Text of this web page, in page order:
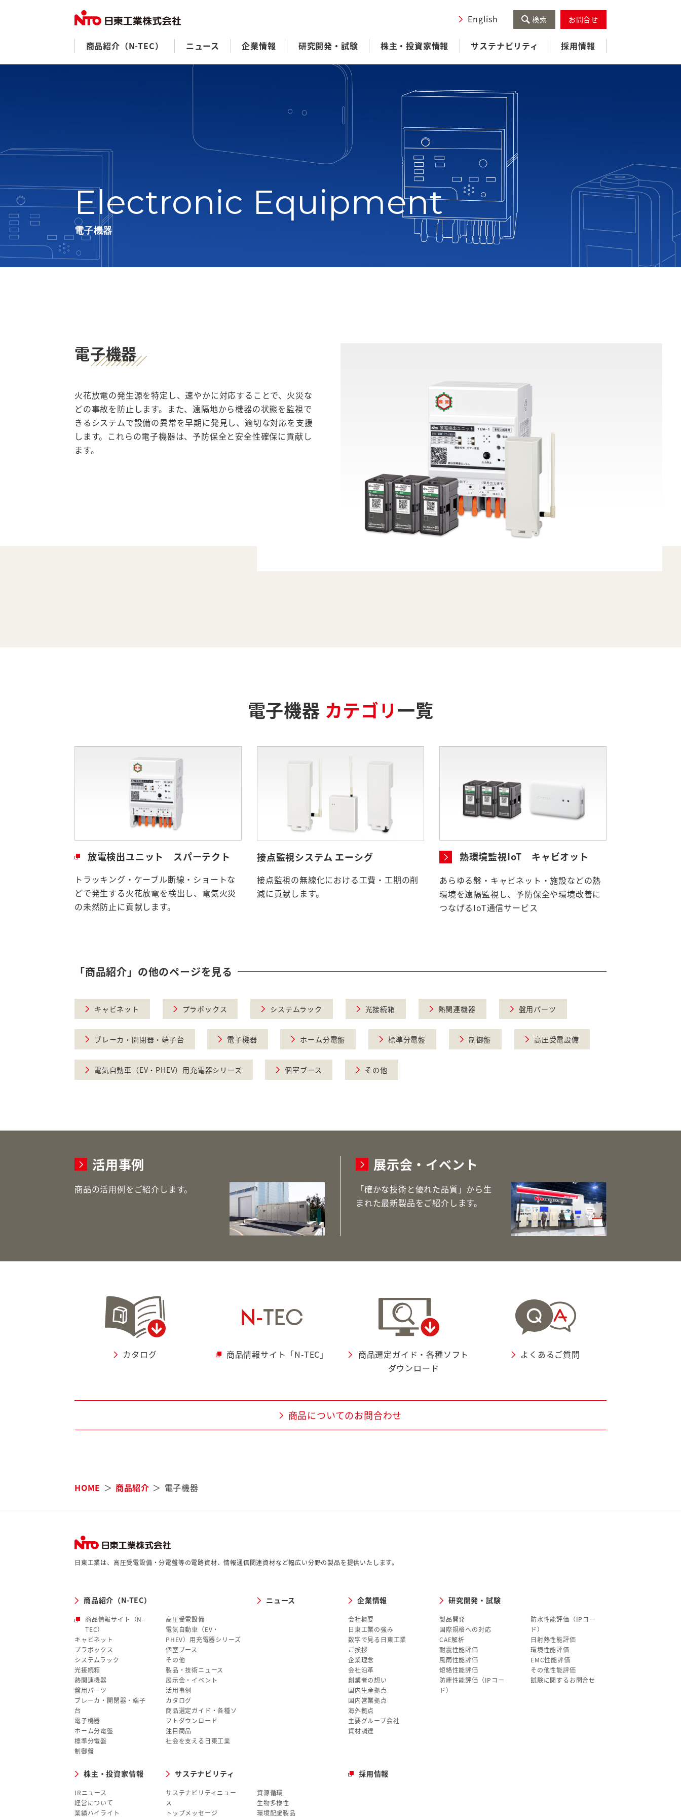
English 検索 お問合せ
商品紹介（N-TEC） ニュース 企業情報 研究開発・試験 株主・投資家情報 サステナビリティ 採用情報
Electronic Equipment
電子機器
電子機器
火花放電の発生源を特定し、速やかに対応することで、火災な
どの事故を防止します。また、遠隔地から機器の状態を監視で
きるシステムで設備の異常を早期に発見し、適切な対応を支援
します。これらの電子機器は、予防保全と安全性確保に貢献し
ます。
電子機器 カテゴリ一覧
放電検出ユニット スパーテクト
トラッキング・ケーブル断線・ショートな
どで発生する火花放電を検出し、電気火災
の未然防止に貢献します。
接点監視システム エーシグ
接点監視の無線化における工費・工期の削
減に貢献します。
熱環境監視IoT キャビオット
あらゆる盤・キャビネット・施設などの熱
環境を遠隔監視し、予防保全や環境改善に
つなげるIoT通信サービス
「商品紹介」の他のページを見る
キャビネット プラボックス システムラック 光接続箱 熱関連機器 盤用パーツ
ブレーカ・開閉器・端子台 電子機器 ホーム分電盤 標準分電盤 制御盤 高圧受電設備
電気自動車（EV・PHEV）用充電器シリーズ 個室ブース その他
活用事例
商品の活用例をご紹介します。
展示会・イベント
「確かな技術と優れた品質」から生
まれた最新製品をご紹介します。
カタログ 商品情報サイト「N-TEC」
商品選定ガイド・各種ソフト
ダウンロード
よくあるご質問
商品についてのお問合わせ
HOME 商品紹介 電子機器
日東工業は、高圧受電設備・分電盤等の電路資材、情報通信関連資材など幅広い分野の製品を提供いたします。
商品紹介（N-TEC）
商品情報サイト（N-
TEC）
キャビネット
プラボックス
システムラック
光接続箱
熱関連機器
盤用パーツ
ブレーカ・開閉器・端子
台
電子機器
ホーム分電盤
標準分電盤
制御盤
高圧受電設備
電気自動車（EV・
PHEV）用充電器シリーズ
個室ブース
その他
製品・技術ニュース
展示会・イベント
活用事例
カタログ
商品選定ガイド・各種ソ
フトダウンロード
注目商品
社会を支える日東工業
ニュース 企業情報
会社概要
日東工業の強み
数字で見る日東工業
ご挨拶
企業理念
会社沿革
創業者の想い
国内生産拠点
国内営業拠点
海外拠点
主要グループ会社
資材調達
研究開発・試験
製品開発
国際規格への対応
CAE解析
耐震性能評価
風雨性能評価
短絡性能評価
防塵性能評価（IPコー
ド）
防水性能評価（IPコー
ド）
日射熱性能評価
環境性能評価
EMC性能評価
その他性能評価
試験に関するお問合せ
株主・投資家情報
IRニュース
経営について
業績ハイライト
サステナビリティ
サステナビリティニュー
ス
トップメッセージ
資源循環
生物多様性
環境配慮製品
採用情報